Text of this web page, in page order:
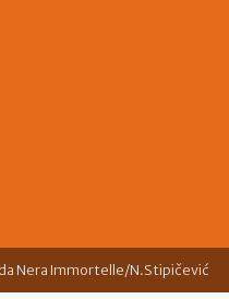
Nera Immortelle/N.Stipičević